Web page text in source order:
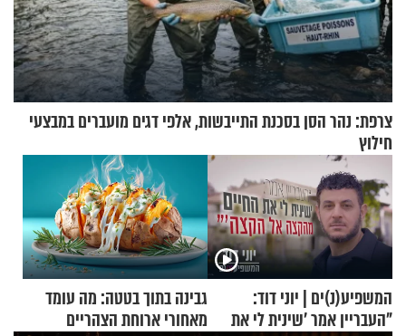
צרפת: נהר הסן בסכנת התייבשות, אלפי דגים מועברים במבצעי
חילוץ
המשפיע(נ)ים | יוני דוד:
"העבריין אמר 'שינית לי את
גבינה בתוך בטטה: מה עומד
מאחורי ארוחת הצהריים